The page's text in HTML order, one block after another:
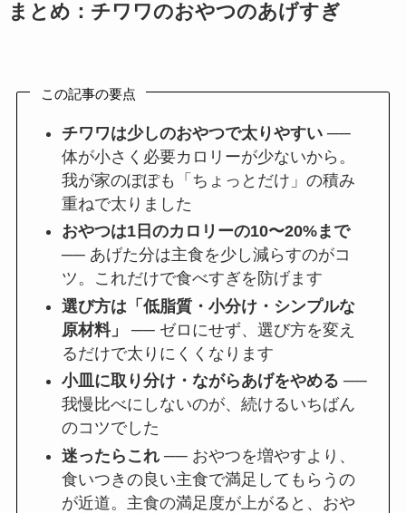
まとめ：チワワのおやつのあげすぎ
この記事の要点
チワワは少しのおやつで太りやすい ──
体が小さく必要カロリーが少ないから。
我が家のぽぽも「ちょっとだけ」の積み
重ねで太りました
おやつは1日のカロリーの10〜20%まで
── あげた分は主食を少し減らすのがコ
ツ。これだけで食べすぎを防げます
選び方は「低脂質・小分け・シンプルな
原材料」
── ゼロにせず、選び方を変え
るだけで太りにくくなります
小皿に取り分け・ながらあげをやめる ──
我慢比べにしないのが、続けるいちばん
のコツでした
迷ったらこれ ── おやつを増やすより、
食いつきの良い主食で満足してもらうの
が近道。主食の満足度が上がると、おや